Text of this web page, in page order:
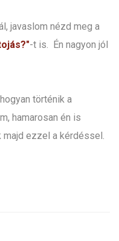
javaslom nézd meg a
-t is. Én nagyon jól
történik a
hamarosan én is
ezzel a kérdéssel.